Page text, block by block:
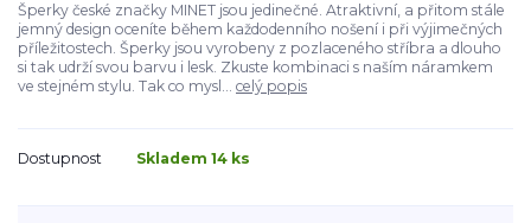
Šperky české značky MINET jsou jedinečné. Atraktivní, a přitom stále
jemný design oceníte během každodenního nošení i při výjimečných
příležitostech. Šperky jsou vyrobeny z pozlaceného stříbra a dlouho
si tak udrží svou barvu i lesk. Zkuste kombinaci s naším náramkem
ve stejném stylu. Tak co mysl... celý popis
Dostupnost Skladem 14 ks